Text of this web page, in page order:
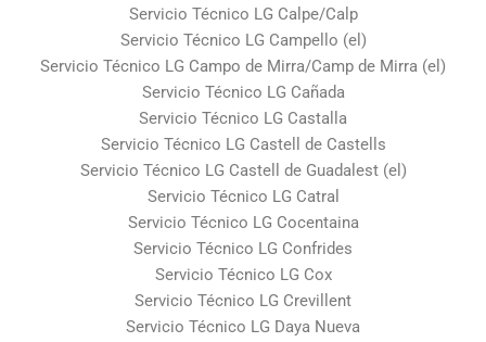
Servicio Técnico LG Calpe/Calp
Servicio Técnico LG Campello (el)
Servicio Técnico LG Campo de Mirra/Camp de Mirra (el)
Servicio Técnico LG Cañada
Servicio Técnico LG Castalla
Servicio Técnico LG Castell de Castells
Servicio Técnico LG Castell de Guadalest (el)
Servicio Técnico LG Catral
Servicio Técnico LG Cocentaina
Servicio Técnico LG Confrides
Servicio Técnico LG Cox
Servicio Técnico LG Crevillent
Servicio Técnico LG Daya Nueva